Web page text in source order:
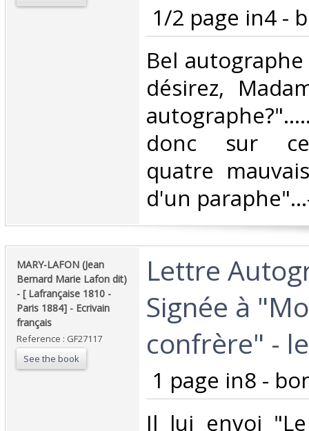
1/2 page in4 -
‎Bel
désirez,
donc sur ce
quatre
d'un
‎MARY-LAFON (Jean
Bernard Marie Lafon dit)
- [ Lafrançaise 1810 -
Paris 1884] - Ecrivain
français‎
Reference : GF27117
See the book
‎Lettre
Signée à
confrère" -
1 page in8 -
‎Il lui envoi